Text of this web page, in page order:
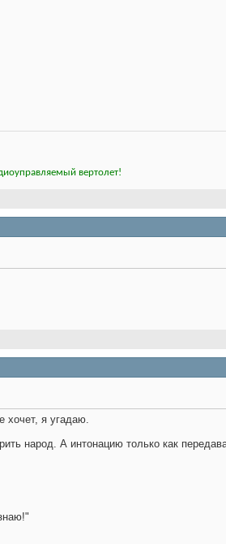
вертолет!
хочет, я угадаю.
народ. А интонацию только как